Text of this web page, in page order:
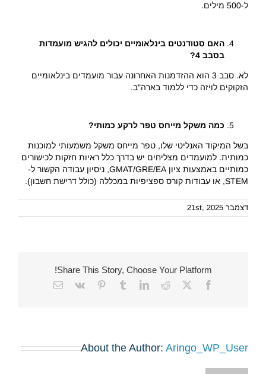
ל-500 מילים.
האם סטודנטים בינלאומיים יכולים להגיש מועמדות
בסבב 4?
לא. סבב 3 הוא ההזדמנות האחרונה עבור מועמדים בינלאומיים
הזקוקים לויזה כדי ללמוד בארה"ב.
כמה משקל מייחס טפר לרקע כמותי?
בשל המיקוד האנליטי שלו, טפר מייחס משקל משמעותי למוכנות
כמותית. למועמדים מצליחים יש בדרך כלל ראיות חזקות לכישורים
כמותיים באמצעות ציון GMAT/GRE/EA, ניסיון עבודה הקשור ל-
STEM, או עבודות קורס ספציפיות במכללה (כולל דרישת חשבון).
דצמבר 21st, 2025
Share This Story, Choose Your Platform!
Facebook
X
Reddit
LinkedIn
Tumblr
Pinterest
Vk
Email
About the Author: Aringo_WP_User